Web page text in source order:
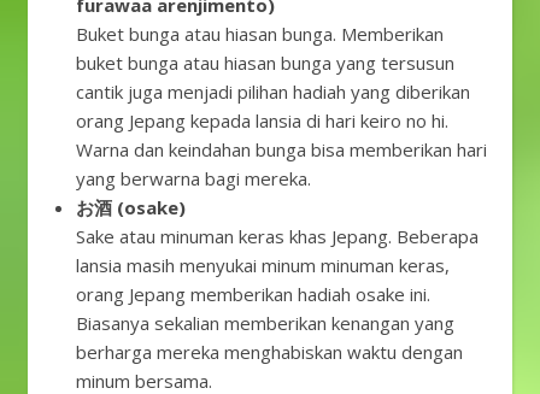
furawaa arenjimento)
Buket bunga atau hiasan bunga. Memberikan
buket bunga atau hiasan bunga yang tersusun
cantik juga menjadi pilihan hadiah yang diberikan
orang Jepang kepada lansia di hari keiro no hi.
Warna dan keindahan bunga bisa memberikan hari
yang berwarna bagi mereka.
お酒 (osake)
Sake atau minuman keras khas Jepang. Beberapa
lansia masih menyukai minum minuman keras,
orang Jepang memberikan hadiah osake ini.
Biasanya sekalian memberikan kenangan yang
berharga mereka menghabiskan waktu dengan
minum bersama.